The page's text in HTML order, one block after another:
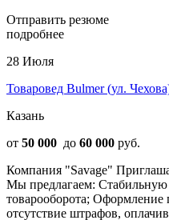
Отправить резюме
подробнее
28 Июля
Товаровед Bulmer (ул.
Казань
от 50 000 до 60 000 руб.
Компания "Savage"
Мы предлагаем: Стaбильную
товарооборота;
отсутствие штрафов,